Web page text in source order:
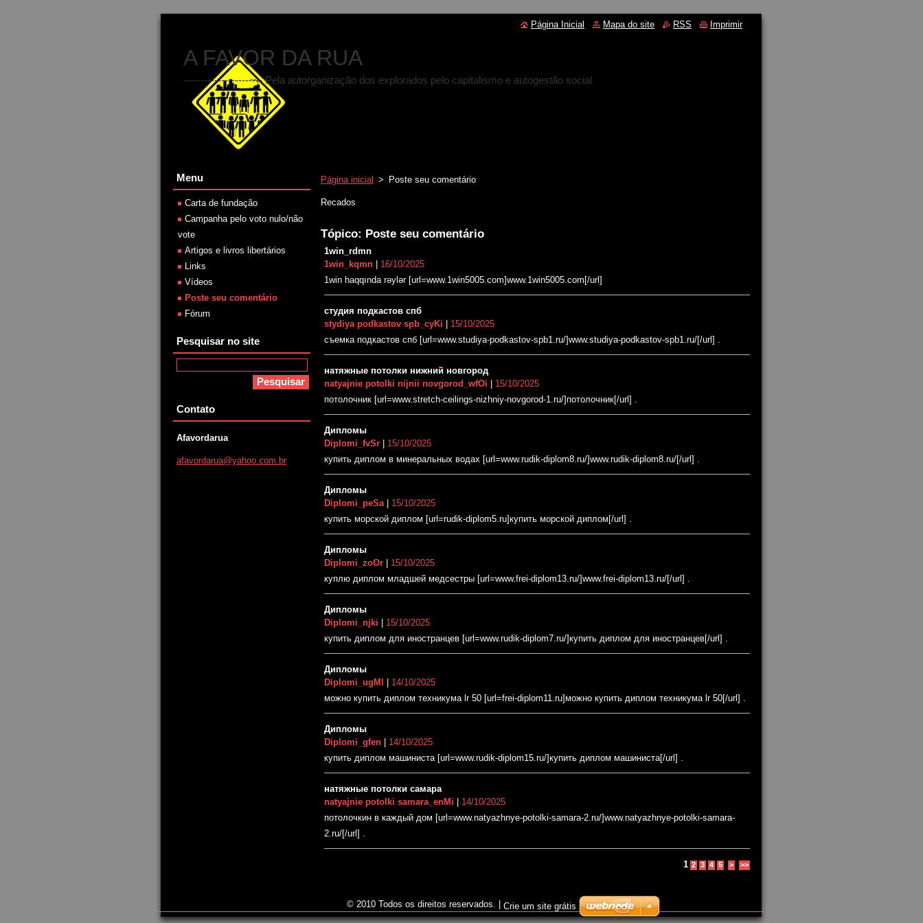
A FAVOR DA RUA
----------------------- Pela autorganização dos explorados pelo capitalismo e autogestão social
Página inicial > Poste seu comentário
Recados
Tópico: Poste seu comentário
1win_rdmn
1win_kqmn
16/10/2025
1win haqqında rəylər [url=www.1win5005.com]www.1win5005.com[/url]
студия подкастов спб
stydiya podkastov spb_cyKi
15/10/2025
съемка подкастов спб [url=www.studiya-podkastov-spb1.ru/]www.studiya-podkastov-spb1.ru/[/url] .
натяжные потолки нижний новгород
natyajnie potolki nijnii novgorod_wfOi
15/10/2025
потолочник [url=www.stretch-ceilings-nizhniy-novgorod-1.ru/]потолочник[/url] .
Дипломы
Diplomi_fvSr
15/10/2025
купить диплом в минеральных водах [url=www.rudik-diplom8.ru/]www.rudik-diplom8.ru/[/url] .
Дипломы
Diplomi_peSa| 15/10/2025
купить морской диплом [url=rudik-diplom5.ru]купить морской диплом[/url] .
Дипломы
Diplomi_zoOr
15/10/2025
куплю диплом младшей медсестры [url=www.frei-diplom13.ru/]www.frei-diplom13.ru/[/url] .
Дипломы
Diplomi_njki
15/10/2025
купить диплом для иностранцев [url=www.rudik-diplom7.ru/]купить диплом для иностранцев[/url] .
Дипломы
Diplomi_ugMl
14/10/2025
можно купить диплом техникума lr 50 [url=frei-diplom11.ru]можно купить диплом техникума lr 50[/url] .
Дипломы
Diplomi_gfen
14/10/2025
купить диплом машиниста [url=www.rudik-diplom15.ru/]купить диплом машиниста[/url] .
натяжные потолки самара
natyajnie potolki samara_enMi
14/10/2025
потолочкин в каждый дом [url=www.natyazhnye-potolki-samara-2.ru/]www.natyazhnye-potolki-samara-
2.ru/[/url] .
1 2 3 4 5 > >>
Menu
Carta de fundação
Campanha pelo voto nulo/não
vote
Artigos e livros libertários
Links
Vídeos
Poste seu comentário
Fórum
Pesquisar no site
Contato
Afavordarua
afavordarua@yahoo.com.br
Página Inicial Mapa do site RSS Imprimir
© 2010 Todos os direitos reservados. Crie um site grátis